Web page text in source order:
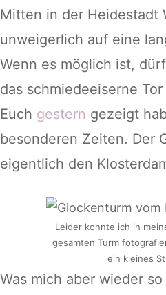
Mitten in der Heidestadt
unweigerlich auf eine
Wenn es möglich ist,
das schmiedeeiserne
Euch gestern gezeigt
besonderen Zeiten. Der
eigentlich den
Leider konnte ich in
gesamten Turm
ein kleines
Was mich aber wieder